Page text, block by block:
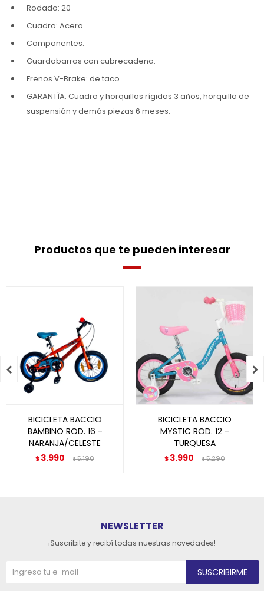
Rodado: 20
Cuadro: Acero
Componentes:
Guardabarros con cubrecadena.
Frenos V-Brake: de taco
GARANTÌA: Cuadro y horquillas rígidas 3 años, horquilla de
suspensión y demás piezas 6 meses.
Productos que te pueden interesar
BICICLETA BACCIO
BAMBINO ROD. 16 -
NARANJA/CELESTE
$3.990 $5.190
BICICLETA BACCIO
MYSTIC ROD. 12 -
TURQUESA
$ 3.990 $5.290
 
NEWSLETTER
¡Suscribite y recibí todas nuestras novedades!
SUSCRIBIRME